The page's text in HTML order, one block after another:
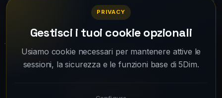
Your fleet is waiting. Create your account
and take off.
PRIVACY
Gestisci i tuoi cookie opzionali
Usiamo cookie necessari per mantenere attive le
sessioni, la sicurezza e le funzioni base di 5Dim.